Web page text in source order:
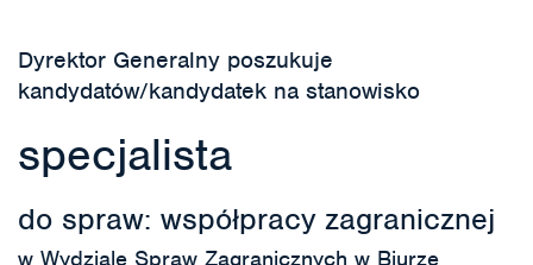
Dyrektor Generalny poszukuje
kandydatów/kandydatek na stanowisko
specjalista
do spraw: współpracy zagranicznej
w Wydziale Spraw Zagranicznych w Biurze